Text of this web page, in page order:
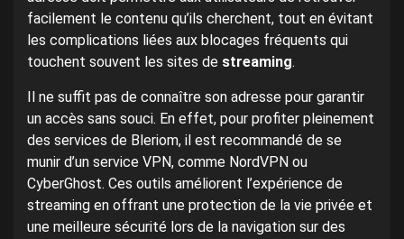
facilement le contenu qu’ils cherchent, tout en évitant
les complications liées aux blocages fréquents qui
touchent souvent les sites de streaming.
Il ne suffit pas de connaître son adresse pour garantir
un accès sans souci. En effet, pour profiter pleinement
des services de Bleriom, il est recommandé de se
munir d’un service VPN, comme NordVPN ou
CyberGhost. Ces outils améliorent l’expérience de
streaming en offrant une protection de la vie privée et
une meilleure sécurité lors de la navigation sur des